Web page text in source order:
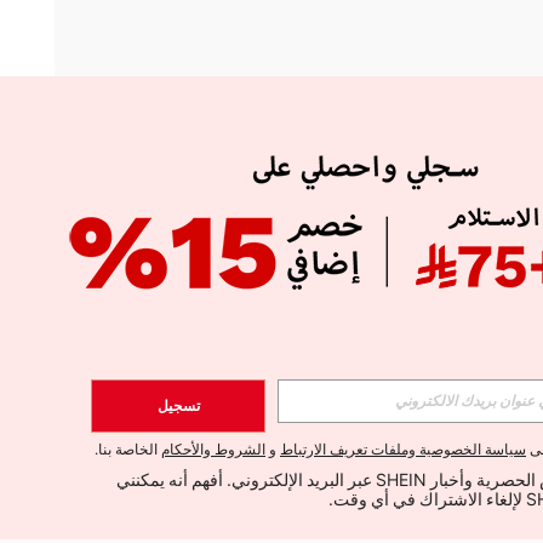
APP
الإشتراك
اشتراك
تسجيل
سياسة الخصوصية وملفات تعريف الارتباط و الشروط والأحكام الخاصة بنا.
أود تلقي العروض الحصرية وأخبار SHEIN عبر البريد الإلكتروني. أفهم أنه يمكنني